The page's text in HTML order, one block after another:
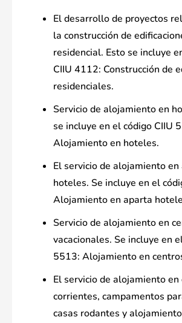
El desarrollo de proyectos
la construcción de
residencial. Esto se incluye
CIIU 4112: Construcción de
residenciales.
Servicio de alojamiento en
se incluye en el código CIIU
Alojamiento en hoteles.
El servicio de alojamiento en
hoteles. Se incluye en el
Alojamiento en aparta
Servicio de alojamiento en
vacacionales. Se incluye en
5513: Alojamiento en
El servicio de alojamiento
corrientes, campamentos
casas rodantes y